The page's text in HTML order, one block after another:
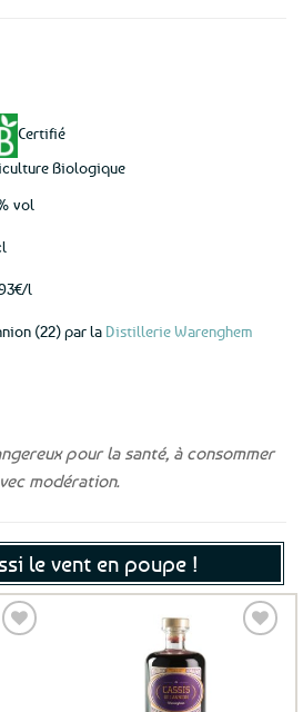
Certifié
Biologique
vol
l
(22) par la Distillerie Warenghem
pour la santé, à consommer
modération.
le vent en poupe !